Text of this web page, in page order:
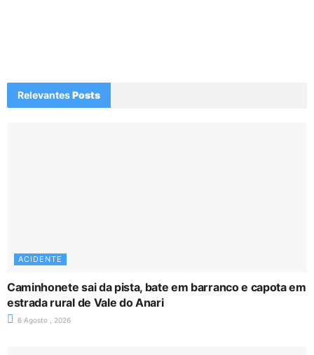
RelevantesPosts
ACIDENTE
Caminhonete sai da pista, bate em barranco e capota em
estrada rural de Vale do Anari
6 Agosto , 2026